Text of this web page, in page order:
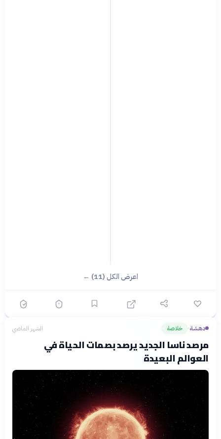
اعرض الكل (11) ←
دهشة› خلاصة الشهر الماضي
مرصد ناسا الجديد يرصد بصمات الحياة في
العوالم البعيدة